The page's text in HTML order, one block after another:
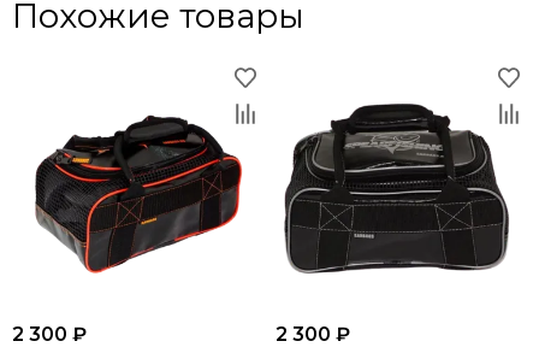
Похожие товары
2 300 ₽ 2 300 ₽